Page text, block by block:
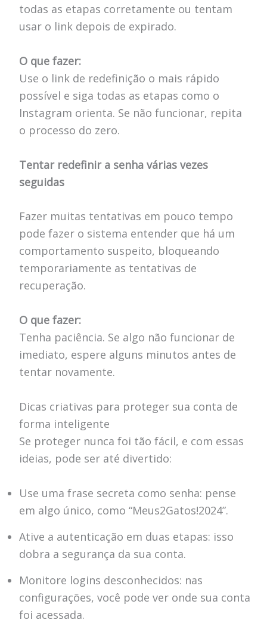
todas as etapas corretamente ou tentam
usar o link depois de expirado.
O que fazer:
Use o link de redefinição o mais rápido
possível e siga todas as etapas como o
Instagram orienta. Se não funcionar, repita
o processo do zero.
Tentar redefinir a senha várias vezes
seguidas
Fazer muitas tentativas em pouco tempo
pode fazer o sistema entender que há um
comportamento suspeito, bloqueando
temporariamente as tentativas de
recuperação.
O que fazer:
Tenha paciência. Se algo não funcionar de
imediato, espere alguns minutos antes de
tentar novamente.
Dicas criativas para proteger sua conta de
forma inteligente
Se proteger nunca foi tão fácil, e com essas
ideias, pode ser até divertido:
Use uma frase secreta como senha: pense
em algo único, como “Meus2Gatos!2024”.
Ative a autenticação em duas etapas: isso
dobra a segurança da sua conta.
Monitore logins desconhecidos: nas
configurações, você pode ver onde sua conta
foi acessada.